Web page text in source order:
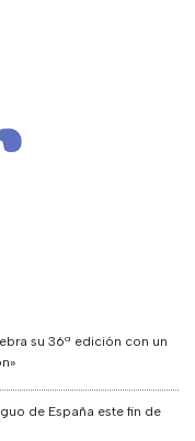
su 36ª edición con un
de España este fin de